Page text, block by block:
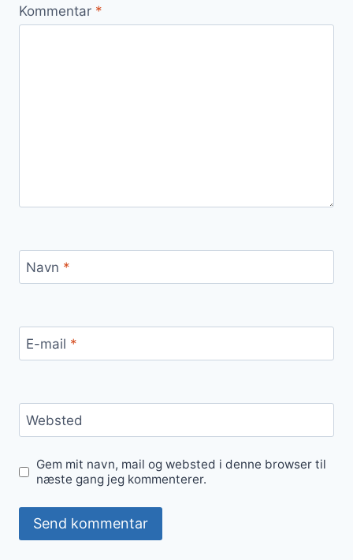
Kommentar *
Navn *
E-mail *
Websted
Gem mit navn, mail og websted i denne browser til
næste gang jeg kommenterer.